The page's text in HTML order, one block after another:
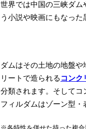
世界では中国の三峡ダ
う小説や映画にもなった
ダムはその土地の地盤や
リートで造られる コンク
分類されます。そしてコ
フィルダムはゾーン型・